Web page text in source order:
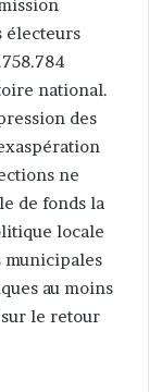
électeurs
national.
des
ne
de fonds la
locale
municipales
au moins
le retour